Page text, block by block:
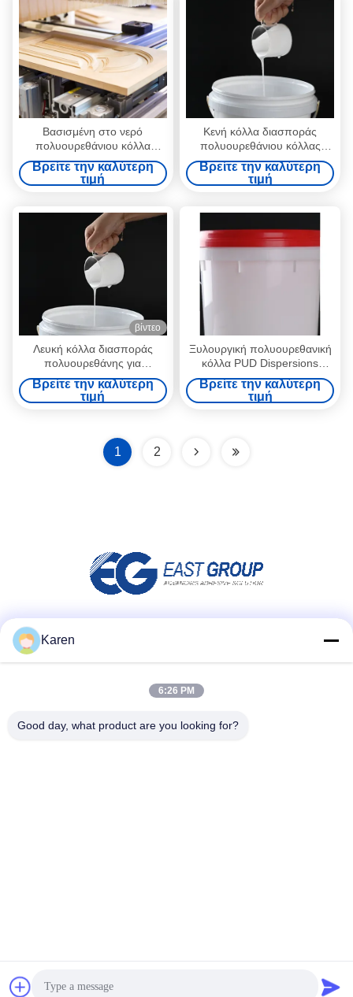
Βασισμένη στο νερό
πολυουρεθάνιου κόλλα
ξυλουργικής PUR
καπλαμάδων διασπορών
κενή
Βρείτε την καλύτερη
τιμή
Κενή κόλλα διασποράς
πολυουρεθάνιου κόλλας
τοποθέτησης σε στρώματα
διαμόρφωσης για την
ξυλουργική
Βρείτε την καλύτερη
τιμή
βίντεο
Λευκή κόλλα διασποράς
πολυουρεθάνης για
ξυλουργικά έργα ξύλινες
σανίδες Διαμόρφωση κενού
Βρείτε την καλύτερη
τιμή
Ξυλουργική πολυουρεθανική
κόλλα PUD Dispersions
Κόλλα κενού καπλαμά με
βάση το νερό
Βρείτε την καλύτερη
τιμή
1 2
Προμηθευτής. 2022-2026 Wuxi East Group Trading Co.,Ltd Όλα.
Όλα τα δικαιώματα διατηρούνται.
Karen
6:26 PM
Good day, what product are you looking for?